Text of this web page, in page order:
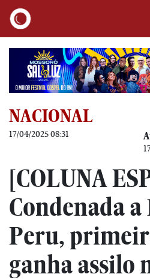
NACIONAL
17/04/2025 08:31
[COLUNA
Condenada a
Peru,
ganha assilo